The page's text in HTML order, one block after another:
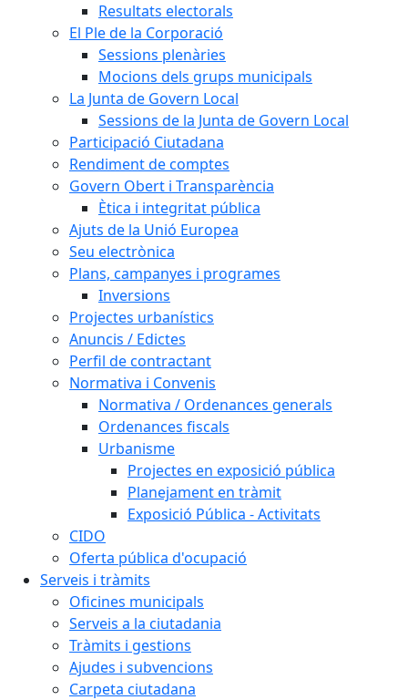
Resultats electorals
El Ple de la Corporació
Sessions plenàries
Mocions dels grups municipals
La Junta de Govern Local
Sessions de la Junta de Govern Local
Participació Ciutadana
Rendiment de comptes
Govern Obert i Transparència
Ètica i integritat pública
Ajuts de la Unió Europea
Seu electrònica
Plans, campanyes i programes
Inversions
Projectes urbanístics
Anuncis / Edictes
Perfil de contractant
Normativa i Convenis
Normativa / Ordenances generals
Ordenances fiscals
Urbanisme
Projectes en exposició pública
Planejament en tràmit
Exposició Pública - Activitats
CIDO
Oferta pública d'ocupació
Serveis i tràmits
Oficines municipals
Serveis a la ciutadania
Tràmits i gestions
Ajudes i subvencions
Carpeta ciutadana